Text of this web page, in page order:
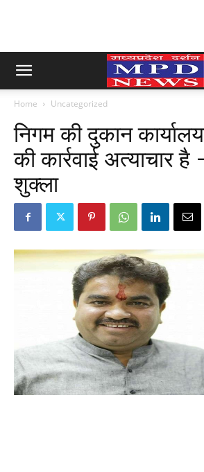
Home Uncategorized
निगम की दुकान
की कार्रवाई अत्याचार
शुक्ला